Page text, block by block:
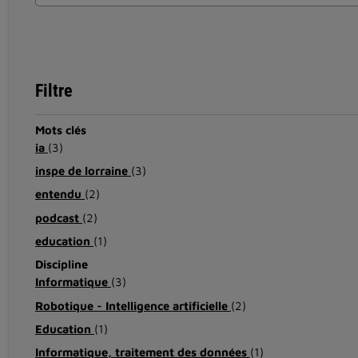
Filtre
Mots clés
ia (3)
inspe de lorraine (3)
entendu (2)
podcast (2)
education (1)
Discipline
Informatique (3)
Robotique - Intelligence artificielle (2)
Education (1)
Informatique, traitement des données (1)